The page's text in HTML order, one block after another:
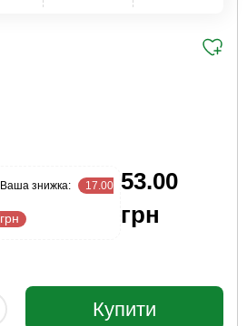
Ваша знижка: 17.00
грн
53.00
грн
Купити